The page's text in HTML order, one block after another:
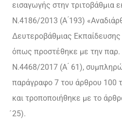
εισαγωγής στην τριτοβάθμια
Ν.4186/2013 (Α ́193)
Δευτεροβάθμιας Εκπαίδευσης
όπως προστέθηκε με την παρ.
Ν.4468/2017 (Α ́ 61),
παράγραφο 7 του άρθρου 100
και τροποποιήθηκε με το
́25).